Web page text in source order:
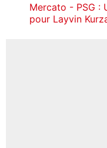
Mercato - PSG :
pour Layvin